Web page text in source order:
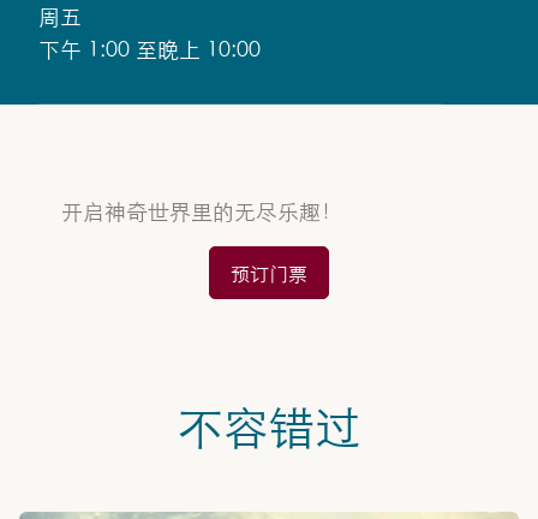
周五
下午 1:00 至晚上 10:00
开启神奇世界里的无尽乐趣！
预订门票
不容错过